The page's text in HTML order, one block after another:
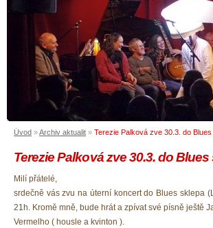
Úvod »Archiv aktualit » Terezie Palková zve 30.3. do
Terezie Palková zve 30.3. do
Milí přátelé,
srdečně vás zvu na úterní koncert do Blues sklepa
21h. Kromě mně, bude hrát a zpívat své písně ještě
Vermelho ( housle a kvinton ).